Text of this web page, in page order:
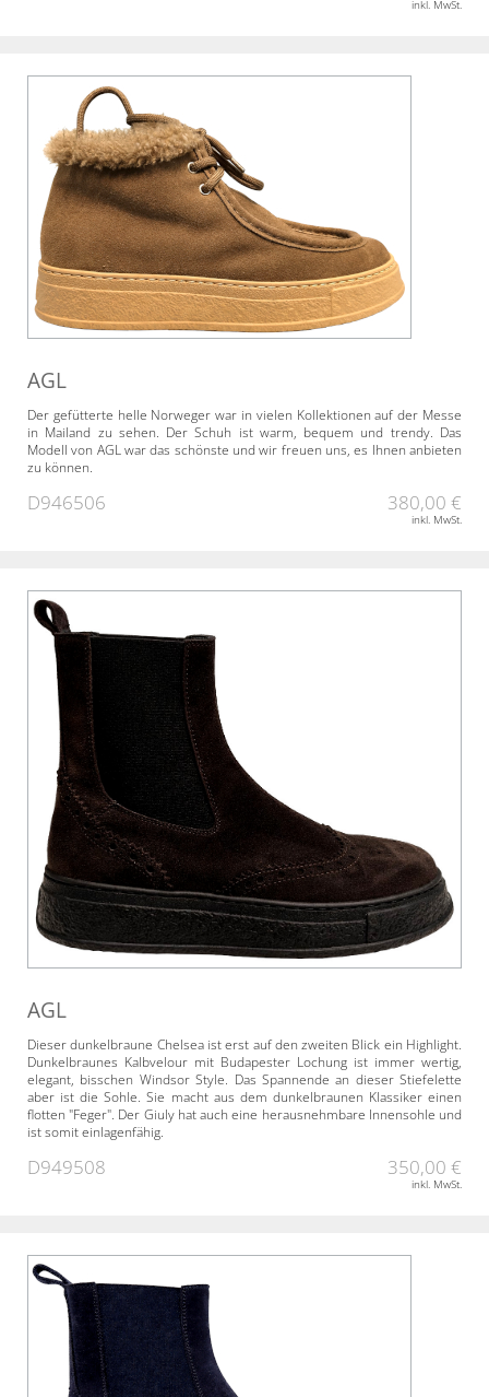
inkl. MwSt.
AGL
Der gefütterte helle Norweger war in vielen Kollektionen auf der Messe
in Mailand zu sehen. Der Schuh ist warm, bequem und trendy. Das
Modell von AGL war das schönste und wir freuen uns, es Ihnen anbieten
zu können.
D946506 380,00 €
inkl. MwSt.
AGL
Dieser dunkelbraune Chelsea ist erst auf den zweiten Blick ein Highlight.
Dunkelbraunes Kalbvelour mit Budapester Lochung ist immer wertig,
elegant, bisschen Windsor Style. Das Spannende an dieser Stiefelette
aber ist die Sohle. Sie macht aus dem dunkelbraunen Klassiker einen
flotten "Feger". Der Giuly hat auch eine herausnehmbare Innensohle und
ist somit einlagenfähig.
D949508 350,00 €
inkl. MwSt.